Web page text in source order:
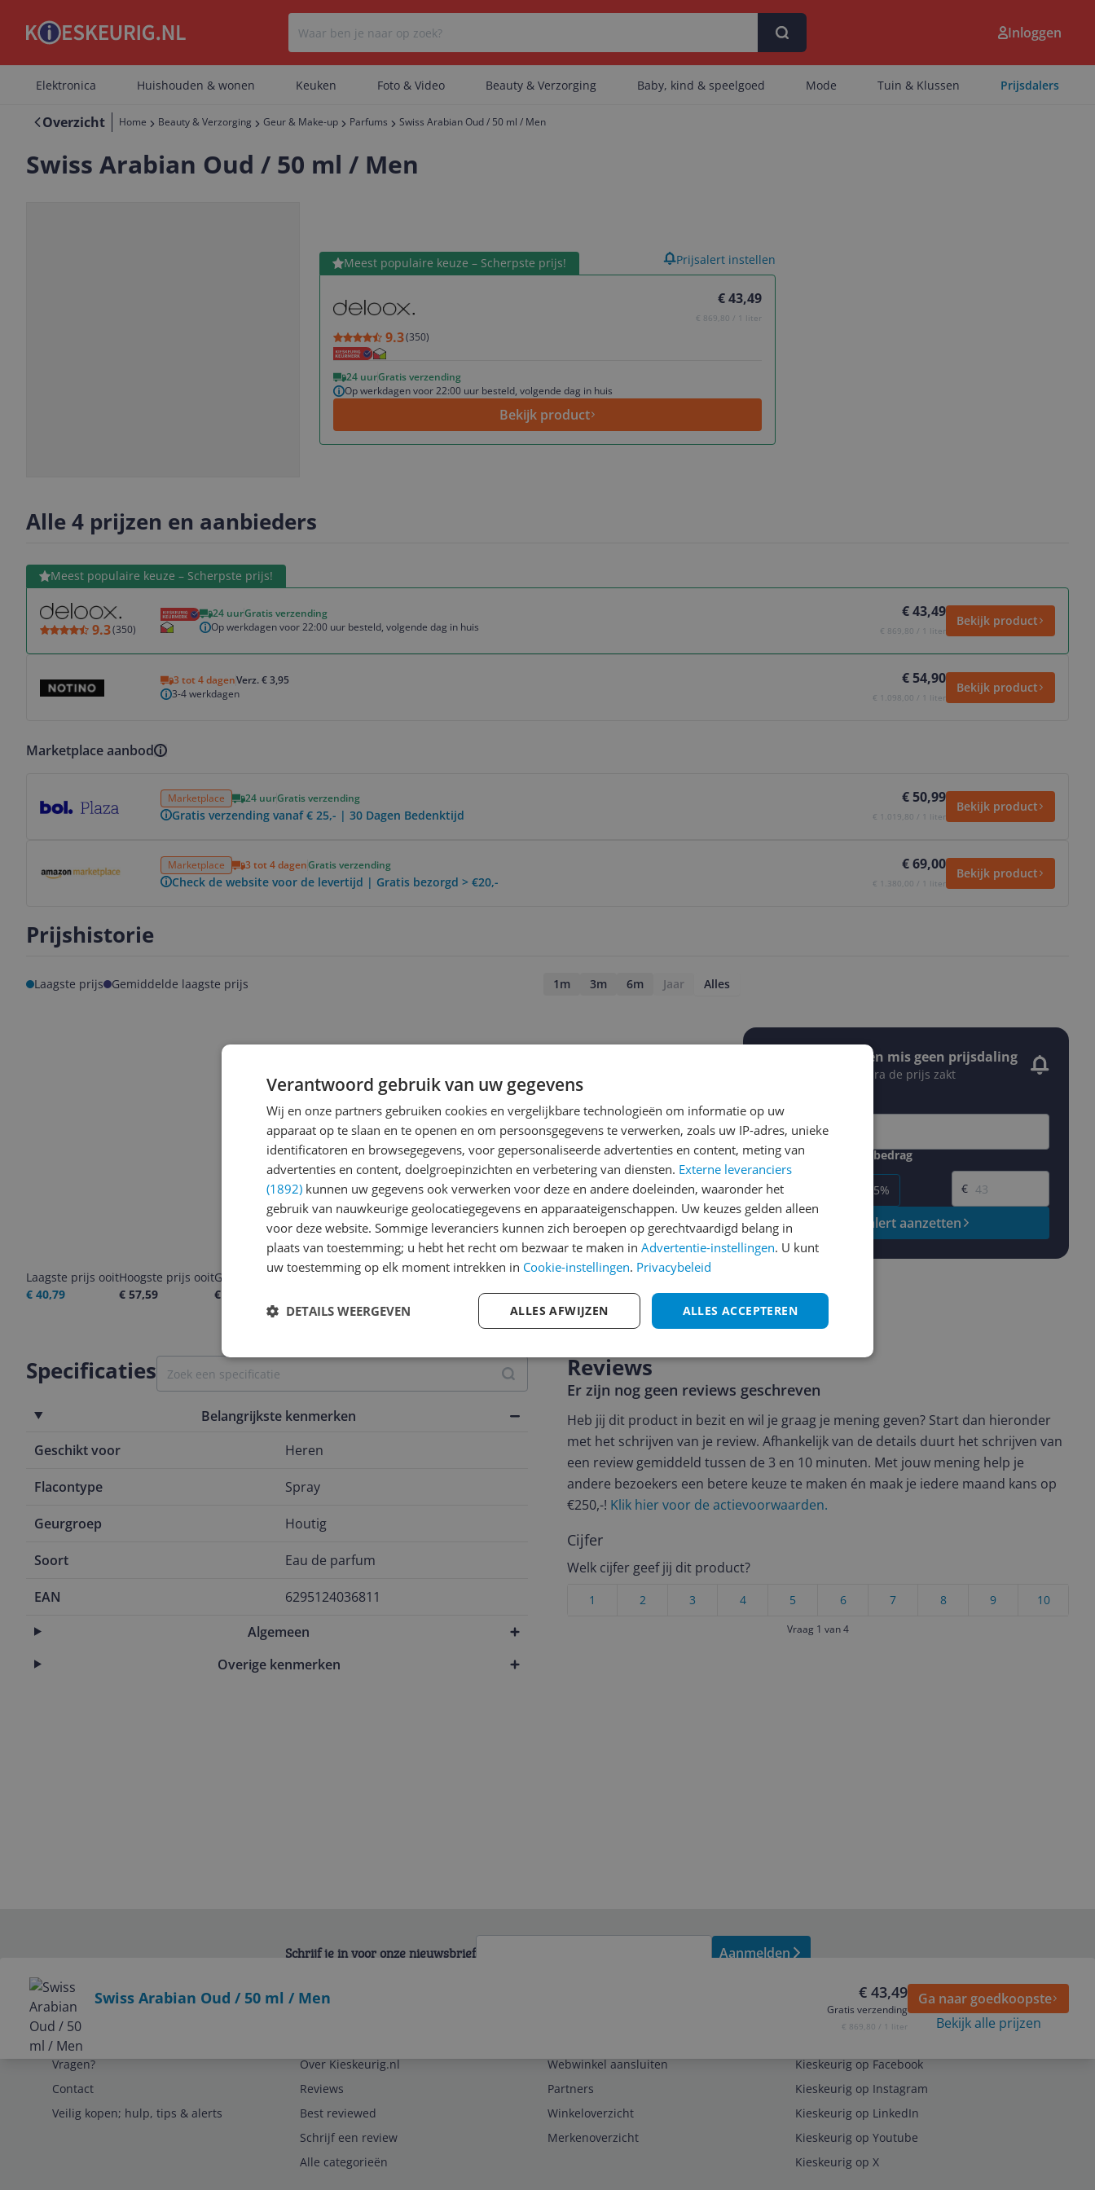
Er zijn geen artikelen gevonden.
Inloggen
Elektronica Huishouden & wonen Keuken Foto & Video Beauty & Verzorging Baby, kind & speelgoed Mode Tuin & Klussen Prijsdalers
Overzicht Home Beauty & Verzorging Geur & Make-up Parfums Swiss Arabian Oud / 50 ml / Men
Swiss Arabian Oud / 50 ml / Men
Meest populaire keuze – Scherpste prijs!
€ 43,49
€ 869,80 / 1 liter
9.3(350)
24 uurGratis verzending
Op werkdagen voor 22:00 uur besteld, volgende dag in huis
Bekijk product
Bekijk product Prijsalert instellen
Alle 4 prijzen en aanbieders
Meest populaire keuze – Scherpste prijs!
9.3(350)
24 uurGratis verzending
Op werkdagen voor 22:00 uur besteld, volgende dag in huis
€ 43,49
€ 869,80 / 1 liter
Bekijk product
Bekijk product
3 tot 4 dagenVerz. € 3,95
3-4 werkdagen
€ 54,90
€ 1.098,00 / 1 liter
Bekijk product
Marketplace aanbod
Marketplace 24 uurGratis verzending
Gratis verzending vanaf € 25,- | 30 Dagen Bedenktijd
€ 50,99
€ 1.019,80 / 1 liter
Bekijk product
Marketplace 3 tot 4 dagenGratis verzending
Check de website voor de levertijd | Gratis bezorgd > €20,-
€ 69,00
€ 1.380,00 / 1 liter
Bekijk product
Prijshistorie
Laagste prijs Gemiddelde laagste prijs 1m 3m 6m Jaar Alles
Laagste prijs ooit
€ 40,79
Hoogste prijs ooit
€ 57,59
Goedkoopste nu
€ 43,49
Laatste prijsupdate
Stel een alert in en mis geen prijsdaling
Krijg een seintje zodra de prijs zakt
Gewenste daling of bedrag
-5% -15%
Gewenste prijs
€
Prijsalert aanzetten
Specificaties
Belangrijkste kenmerken
Geschikt voor
Heren
Flacontype Spray
Geurgroep Houtig
Soort Eau de parfum
EAN
6295124036811
Algemeen
Overige kenmerken
Reviews
Er zijn nog geen reviews geschreven
Heb jij dit product in bezit en wil je graag je mening geven? Start dan hieronder
met het schrijven van je review. Afhankelijk van de details duurt het schrijven van
een review gemiddeld tussen de 3 en 10 minuten. Met jouw mening help je
andere bezoekers een betere keuze te maken én maak je iedere maand kans op
€250,-! Klik hier voor de actievoorwaarden.
Cijfer
Welk cijfer geef jij dit product?
10
9
8
7
6
5
4
3
2
1
Vraag 1 van 4
Swiss Arabian Oud / 50 ml / Men € 43,49
Gratis verzending
€ 869,80 / 1 liter
Ga naar goedkoopste
Bekijk alle prijzen
Schrijf je in voor onze nieuwsbrief Aanmelden
Service
Vragen?
Contact
Veilig kopen; hulp, tips & alerts
Over Kieskeurig.nl
Reviews
Best reviewed
Schrijf een review
Alle categorieën
Webwinkel aansluiten
Partners
Winkeloverzicht
Merkenoverzicht
Kieskeurig op Facebook
Kieskeurig op Instagram
Kieskeurig op LinkedIn
Kieskeurig op Youtube
Kieskeurig op X
Verantwoord gebruik van uw gegevens
Wij en onze partners gebruiken cookies en vergelijkbare technologieën om informatie op uw
apparaat op te slaan en te openen en om persoonsgegevens te verwerken, zoals uw IP-adres, unieke
identificatoren en browsegegevens, voor gepersonaliseerde advertenties en content, meting van
advertenties en content, doelgroepinzichten en verbetering van diensten. Externe leveranciers
(1892) kunnen uw gegevens ook verwerken voor deze en andere doeleinden, waaronder het
gebruik van nauwkeurige geolocatiegegevens en apparaateigenschappen. Uw keuzes gelden alleen
voor deze website. Sommige leveranciers kunnen zich beroepen op gerechtvaardigd belang in
plaats van toestemming; u hebt het recht om bezwaar te maken in Advertentie-instellingen. U kunt
uw toestemming op elk moment intrekken in Cookie-instellingen. Privacybeleid
ALLES ACCEPTEREN
ALLES AFWIJZEN
DETAILS WEERGEVEN